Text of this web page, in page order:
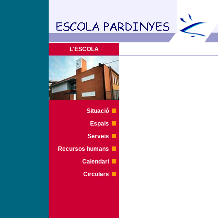
L'ESCOLA
Situació
Espais
Serveis
Recursos humans
Calendari
Circulars